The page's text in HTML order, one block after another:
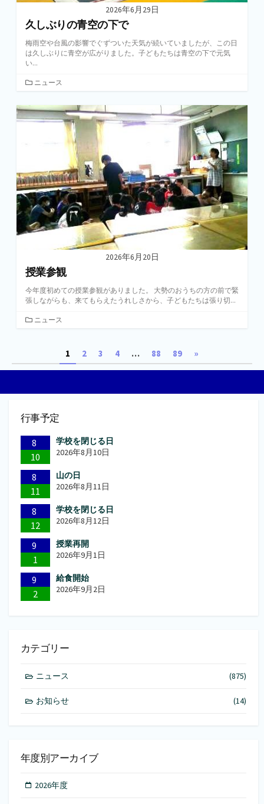
2026年6月29日
久しぶりの青空の下で
梅雨空や台風の影響でぐずついた天気が続いていましたが、この日
は久しぶりに青空が広がりました。子どもたちは青空の下で元気
い...
カ
ゴ
リ
ニュース
2026年6月20日
授業参観
今年度初めての授業参観がありました。 大勢のおうちの方の前で緊
張しながらも、来てもらえたうれしさから、子どもたちは張り切...
カ
ー
ニュース
稿
ー
送
り
1 2 3 4 … 88 89 »
行事予定
8
10
学校を閉じる日
2026年8月10日
8
11
山の日
2026年8月11日
8
12
学校を閉じる日
2026年8月12日
9
1
授業再開
2026年9月1日
9
2
給食開始
2026年9月2日
カテゴリー
ニュース (875)
お知らせ (14)
年度別アーカイブ
2026年度